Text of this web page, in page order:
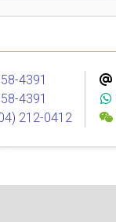
4391
4391
212-0412